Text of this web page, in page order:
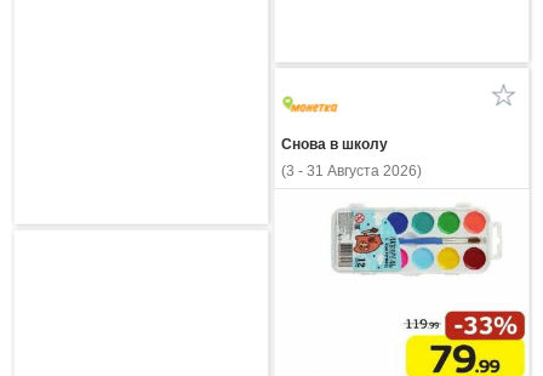
Снова в школу
(3 - 31 Августа 2026)